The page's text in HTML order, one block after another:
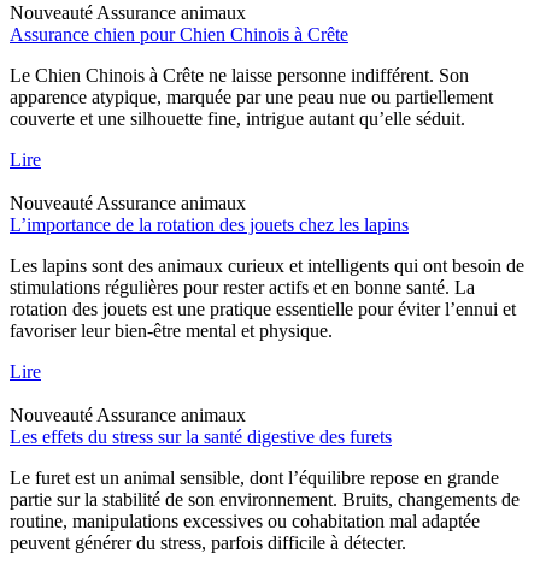
Nouveauté Assurance animaux
Assurance chien pour Chien Chinois à Crête
Le Chien Chinois à Crête ne laisse personne indifférent. Son
apparence atypique, marquée par une peau nue ou partiellement
couverte et une silhouette fine, intrigue autant qu’elle séduit.
Lire
Nouveauté Assurance animaux
L’importance de la rotation des jouets chez les lapins
Les lapins sont des animaux curieux et intelligents qui ont besoin de
stimulations régulières pour rester actifs et en bonne santé. La
rotation des jouets est une pratique essentielle pour éviter l’ennui et
favoriser leur bien-être mental et physique.
Lire
Nouveauté Assurance animaux
Les effets du stress sur la santé digestive des furets
Le furet est un animal sensible, dont l’équilibre repose en grande
partie sur la stabilité de son environnement. Bruits, changements de
routine, manipulations excessives ou cohabitation mal adaptée
peuvent générer du stress, parfois difficile à détecter.